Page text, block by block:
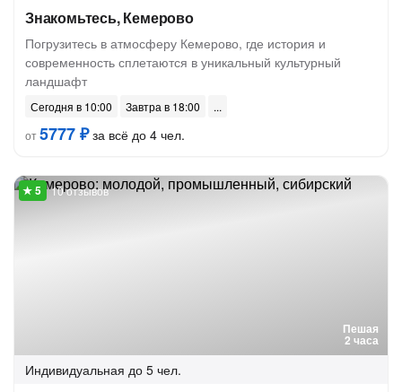
Знакомьтесь, Кемерово
Погрузитесь в атмосферу Кемерово, где история и
современность сплетаются в уникальный культурный
ландшафт
Сегодня в 10:00
Завтра в 18:00
от5777 ₽за всё до 4 чел.
Пешая
2 часа
10 отзывов
Индивидуальная до 5 чел.